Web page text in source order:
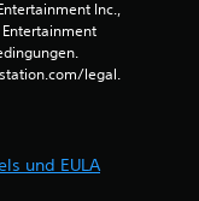
e
w
r
Inc.,
legal.
und EULA